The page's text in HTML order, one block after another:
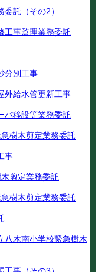
託（その2）
工事監理業務委託
分別工事
給水管更新工事
バ移設等業務委託
樹木剪定業務委託
事
剪定業務委託
樹木剪定業務委託
八木南小学校緊急樹木